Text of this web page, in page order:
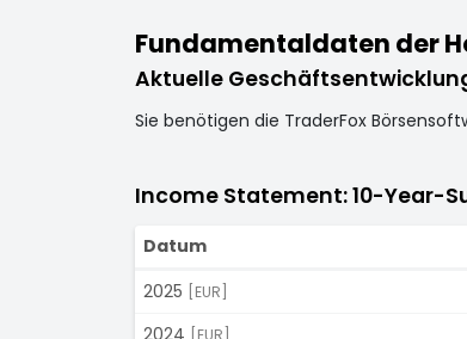
Fundamentaldaten der
Aktuelle
Sie benötigen die TraderFox
Income Statement: 10-Year-
Datum
2025
[EUR]
2024
[EUR]